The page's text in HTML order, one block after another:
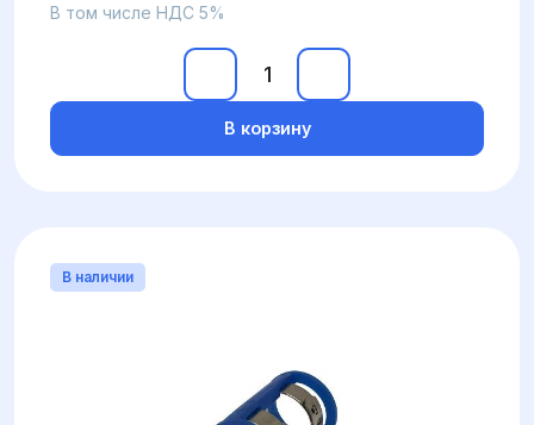
В том числе НДС 5%
В корзину
В наличии